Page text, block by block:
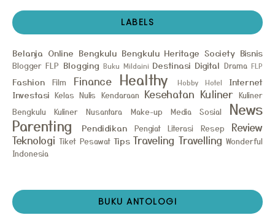
LABELS
Belanja Online Bengkulu Bengkulu Heritage Society Bisnis
Blogger FLP Blogging Buku Mildaini Destinasi Digital Drama FLP
Fashion Film Finance Healthy Hobby Hotel
Internet
Investasi Kelas Nulis Kendaraan Kesehatan Kuliner Kuliner
Bengkulu
Kuliner Nusantara Make-up Media Sosial
News
Parenting
Pendidikan Pengiat Literasi Resep
Review
Teknologi Tiket Pesawat Tips Traveling Travelling Wonderful
Indonesia
BUKU ANTOLOGI